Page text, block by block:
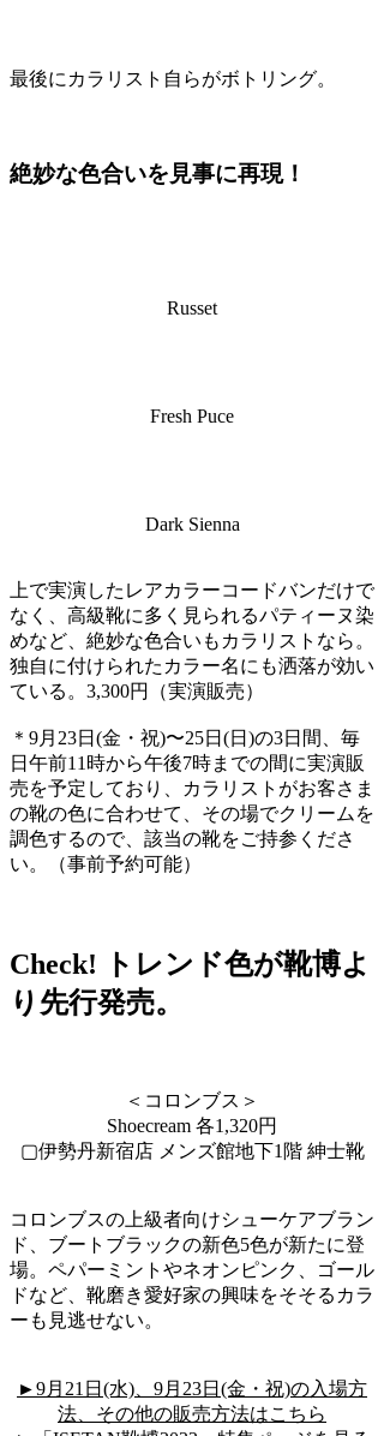
最後にカラリスト自らがボトリング。
絶妙な色合いを見事に再現！
Russet
Fresh Puce
Dark Sienna
上で実演したレアカラーコードバンだけで
なく、高級靴に多く見られるパティーヌ染
めなど、絶妙な色合いもカラリストなら。
独自に付けられたカラー名にも洒落が効い
ている。3,300円（実演販売）
＊9月23日(金・祝)〜25日(日)の3日間、毎
日午前11時から午後7時までの間に実演販
売を予定しており、カラリストがお客さま
の靴の色に合わせて、その場でクリームを
調色するので、該当の靴をご持参くださ
い。（事前予約可能）
Check! トレンド色が靴博よ
り先行発売。
＜コロンブス＞
Shoecream 各1,320円
▢伊勢丹新宿店 メンズ館地下1階 紳士靴
コロンブスの上級者向けシューケアブラン
ド、ブートブラックの新色5色が新たに登
場。ペパーミントやネオンピンク、ゴール
ドなど、靴磨き愛好家の興味をそそるカラ
ーも見逃せない。
►9月21日(水)、9月23日(金・祝)の入場方
法、その他の販売方法はこちら